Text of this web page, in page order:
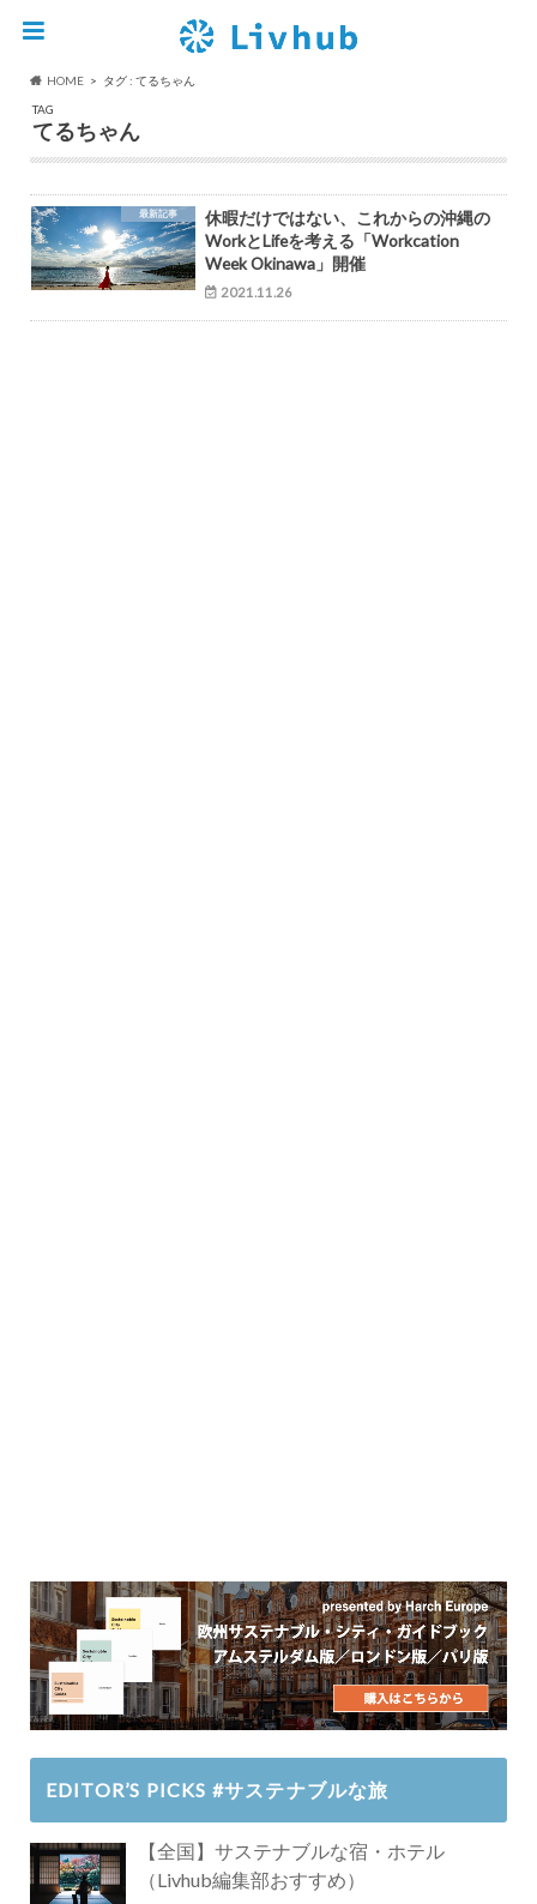
HOME
タグ : てるちゃん
TAG
てるちゃん
最新記事
休暇だけではない、これからの沖縄の
WorkとLifeを考える「Workcation
Week Okinawa」開催
2021.11.26
EDITOR’S PICKS #サステナブルな旅
【全国】サステナブルな宿・ホテル
（Livhub編集部おすすめ）